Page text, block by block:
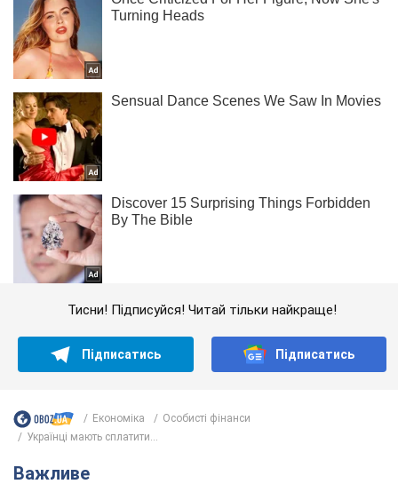
Тисни! Підписуйся! Читай тільки найкраще!
Підписатись Підписатись
Економіка
Особисті фінанси
Українці мають сплатити...
Важливе